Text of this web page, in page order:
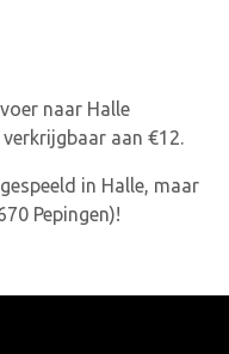
naar Halle
aan €12.
in Halle, maar
Pepingen)!